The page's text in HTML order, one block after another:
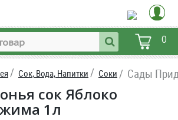
0
Сок, Вода, Напитки Соки Сады
сок Яблоко
1л